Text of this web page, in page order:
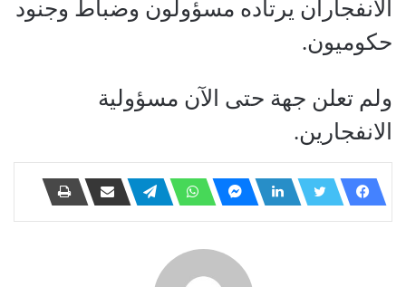
الانفجاران يرتاده مسؤولون وضباط وجنود
حكوميون.
ولم تعلن جهة حتى الآن مسؤولية
الانفجارين.